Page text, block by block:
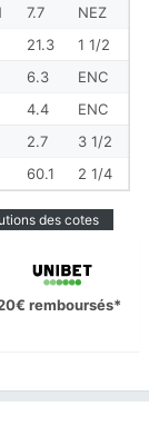
7.7
NEZ
21.3
1 1/2
6.3
ENC
4.4
ENC
2.7
3 1/2
60.1 2 1/4
des cotes
remboursés*